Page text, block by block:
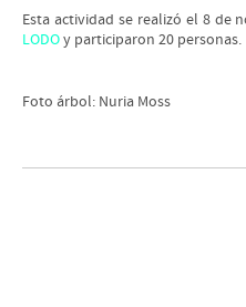
Esta actividad se realizó el 8 de
LODOy participaron 20 personas.
Foto árbol: Nuria Moss